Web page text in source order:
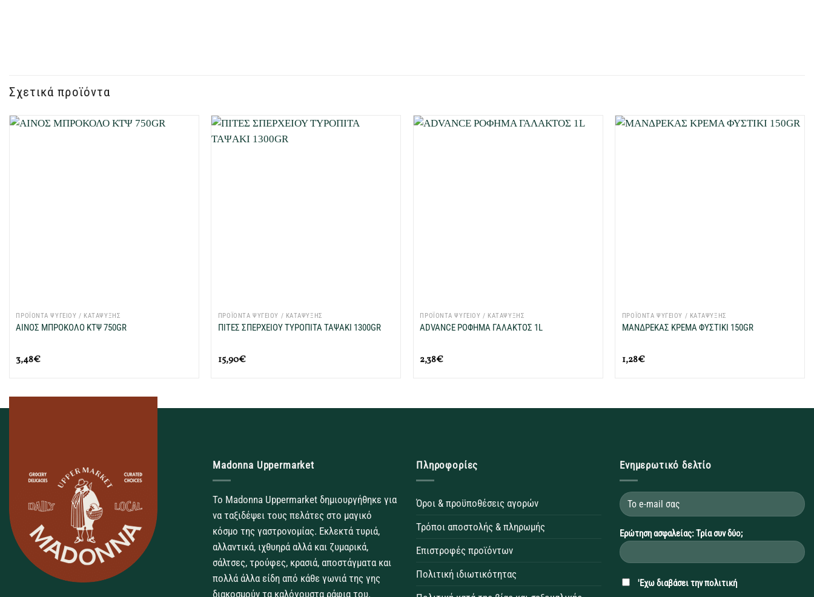
Σχετικά προϊόντα
ΠΡΟΪΟΝΤΑ ΨΥΓΕΙΟΥ / ΚΑΤΑΨΥΞΗΣ
ΑΙΝΟΣ ΜΠΡΟΚΟΛΟ ΚΤΨ 750GR
3,48€
ΠΡΟΪΟΝΤΑ ΨΥΓΕΙΟΥ / ΚΑΤΑΨΥΞΗΣ
ΠΙΤΕΣ ΣΠΕΡΧΕΙΟΥ ΤΥΡΟΠΙΤΑ ΤΑΨΑΚΙ 1300GR
15,90€
ΠΡΟΪΟΝΤΑ ΨΥΓΕΙΟΥ / ΚΑΤΑΨΥΞΗΣ
ADVANCE ΡΟΦΗΜΑ ΓΑΛΑΚΤΟΣ 1L
2,38€
ΠΡΟΪΟΝΤΑ ΨΥΓΕΙΟΥ / ΚΑΤΑΨΥΞΗΣ
ΜΑΝΔΡΕΚΑΣ ΚΡΕΜΑ ΦΥΣΤΙΚΙ 150GR
1,28€
Madonna Uppermarket
Το Madonna Uppermarket δημιουργήθηκε για
να ταξιδέψει τους πελάτες στο μαγικό
κόσμο της γαστρονομίας. Εκλεκτά τυριά,
αλλαντικά, ιχθυηρά αλλά και ζυμαρικά,
σάλτσες, τρούφες, κρασιά, αποστάγματα και
πολλά άλλα είδη από κάθε γωνιά της γης
διακοσμούν τα καλόγουστα ράφια του.
Πληροφορίες
Όροι & προϋποθέσεις αγορών
Τρόποι αποστολής & πληρωμής
Επιστροφές προϊόντων
Πολιτική ιδιωτικότητας
Ενημερωτικό δελτίο
Ερώτηση ασφαλείας: Τρία συν δύο;
'Εχω διαβάσει τηνπολιτική